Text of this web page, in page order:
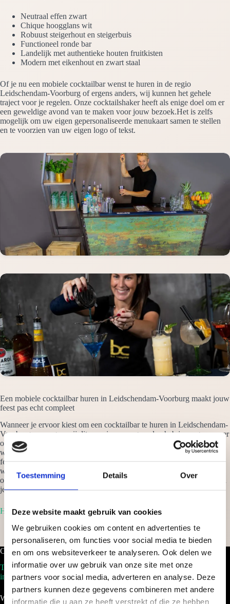
Toestemming Details Over
Deze website maakt gebruik van cookies
We gebruiken cookies om content en advertenties te
personaliseren, om functies voor social media te bieden
en om ons websiteverkeer te analyseren. Ook delen we
informatie over uw gebruik van onze site met onze
partners voor social media, adverteren en analyse. Deze
partners kunnen deze gegevens combineren met andere
informatie die u aan ze heeft verstrekt of die ze hebben
Neutraal effen zwart
Chique hoogglans wit
Robuust steigerhout en steigerbuis
Functioneel ronde bar
Landelijk met authentieke houten fruitkisten
Modern met eikenhout en zwart staal
Of je nu een mobiele cocktailbar wenst te huren in de regio
Leidschendam-Voorburg of ergens anders, wij kunnen het gehele
traject voor je regelen. Onze cocktailshaker heeft als enige doel om er
een geweldige avond van te maken voor jouw bezoek.Het is zelfs
mogelijk om uw eigen gepersonaliseerde menukaart samen te stellen
en te voorzien van uw eigen logo of tekst.
Een mobiele cocktailbar huren in Leidschendam-Voorburg maakt jouw
feest pas echt compleet
Wanneer je ervoor kiest om een cocktailbar te huren in Leidschendam-
Voorburg en mogen wij dit voor je verzorgen, dan heb je nergens meer
omkijken naar. Wij verzorgen alles tot in details en zorgen er voor dat
we jouw partij naar een hoger niveau tillen. Van een klein intiem
feestje thuis, tot eenmega evenement als een beurs, uit ervaring weten
wij dat het constant een aanzienlijk succes is. Vraag vrijblijvend een
offerte aan om een cocktailbar te huren in Leidschendam-Voorburg en
je ontvangt binnen 24 uur een scherp voorstel op maat!
Home
Cocktailbar.nl
Tel. 088-2035100
info@cocktailbar.nl
Wij werken landelijk!